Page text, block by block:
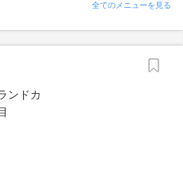
全てのメニューを見る